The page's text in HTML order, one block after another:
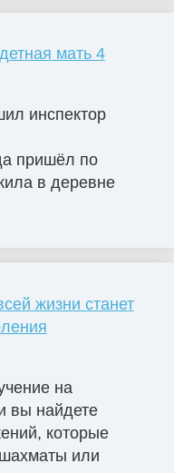
мать 4
инспектор
пришёл по
в деревне
жизни станет
на
вы найдете
которые
или